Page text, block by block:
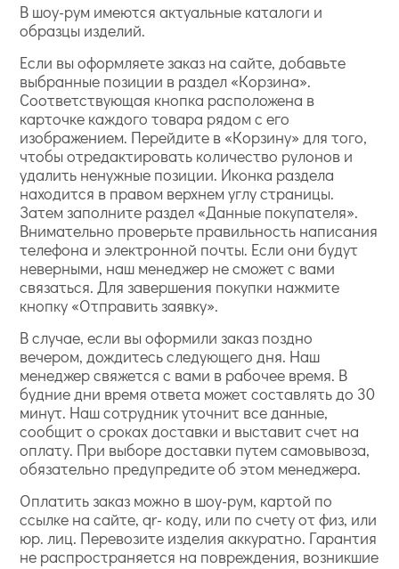
В шоу-рум имеются актуальные каталоги и
образцы изделий.
Если вы оформляете заказ на сайте, добавьте
выбранные позиции в раздел «Корзина».
Соответствующая кнопка расположена в
карточке каждого товара рядом с его
изображением. Перейдите в «Корзину» для того,
чтобы отредактировать количество рулонов и
удалить ненужные позиции. Иконка раздела
находится в правом верхнем углу страницы.
Затем заполните раздел «Данные покупателя».
Внимательно проверьте правильность написания
телефона и электронной почты. Если они будут
неверными, наш менеджер не сможет с вами
связаться. Для завершения покупки нажмите
кнопку «Отправить заявку».
В случае, если вы оформили заказ поздно
вечером, дождитесь следующего дня. Наш
менеджер свяжется с вами в рабочее время. В
будние дни время ответа может составлять до 30
минут. Наш сотрудник уточнит все данные,
сообщит о сроках доставки и выставит счет на
оплату. При выборе доставки путем самовывоза,
обязательно предупредите об этом менеджера.
Оплатить заказ можно в шоу-рум, картой по
ссылке на сайте, qr- коду, или по счету от физ, или
юр. лиц. Перевозите изделия аккуратно. Гарантия
не распространяется на повреждения, возникшие